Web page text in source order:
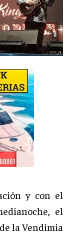
y con el
el
la Vendimia